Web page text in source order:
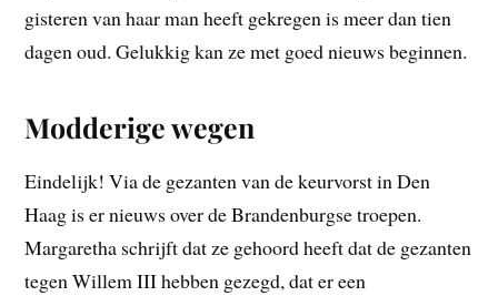
gisteren van haar man heeft gekregen is meer dan tien
dagen oud. Gelukkig kan ze met goed nieuws beginnen.
Modderige wegen
Eindelijk! Via de gezanten van de keurvorst in Den
Haag is er nieuws over de Brandenburgse troepen.
Margaretha schrijft dat ze gehoord heeft dat de gezanten
tegen Willem III hebben gezegd, dat er een